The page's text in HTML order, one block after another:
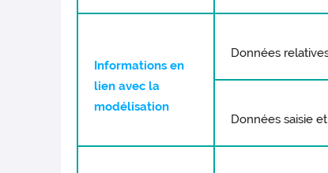
Informations en
lien avec la
modélisation
Données
Données saisie